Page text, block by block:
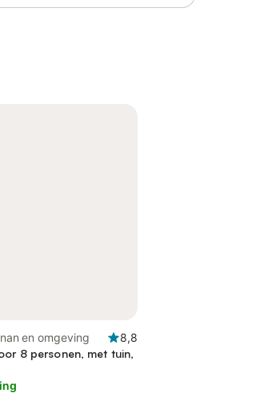
en omgeving
8,8
8 personen, met tuin,